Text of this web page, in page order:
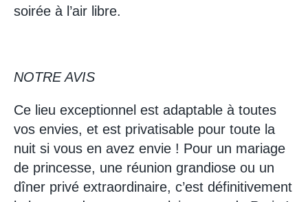
soirée à l’air libre.
NOTRE AVIS
Ce lieu exceptionnel est adaptable à toutes
vos envies, et est privatisable pour toute la
nuit si vous en avez envie ! Pour un mariage
de princesse, une réunion grandiose ou un
dîner privé extraordinaire, c’est définitivement